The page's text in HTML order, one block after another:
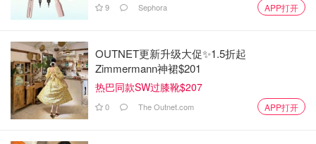
9 Sephora APP打开
OUTNET更新升级大促✨1.5折起
Zimmermann神裙$201
热巴同款SW过膝靴$207
0 The Outnet.com APP打开